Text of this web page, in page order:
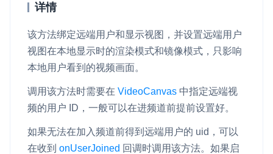
详情
该方法绑定远端用户和显示视图，并设置远端用户
视图在本地显示时的渲染模式和镜像模式，只影响
本地用户看到的视频画面。
调用该方法时需要在 VideoCanvas 中指定远端视
频的用户 ID，一般可以在进频道前提前设置好。
如果无法在加入频道前得到远端用户的 uid，可以
在收到 onUserJoined 回调时调用该方法。如果启